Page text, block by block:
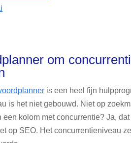
om
is een heel fijn
is het niet gebouwd. Niet op
een kolom met concurrentie? Ja,
op SEO. Het concurrentieniveau